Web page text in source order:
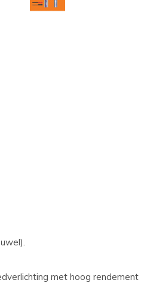
met hoog rendement